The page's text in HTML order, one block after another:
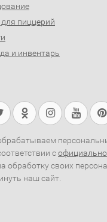
пиццерий
и инвентарь
с
обработку своих
наш сайт.